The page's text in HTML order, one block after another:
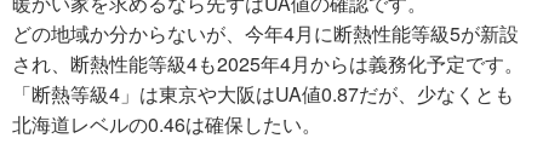
どの地域か分からないが、今年4月に断熱性能等級5が新設
され、断熱性能等級4も2025年4月からは義務化予定です。
「断熱等級4」は東京や大阪はUA値0.87だが、少なくとも
北海道レベルの0.46は確保したい。